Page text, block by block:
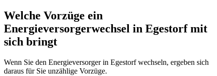
Welche Vorzüge ein
Energieversorgerwechsel in Egestorf mit
sich bringt
Wenn Sie den Energieversorger in Egestorf wechseln, ergeben sich
daraus für Sie unzählige Vorzüge.